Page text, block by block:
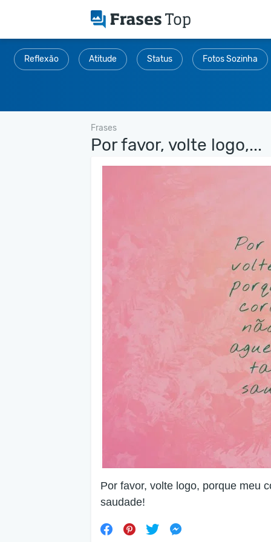
Reflexão Atitude Status Fotos Sozinha
Frases
Por favor, volte logo,...
Por favor, volte logo, porque meu
saudade!